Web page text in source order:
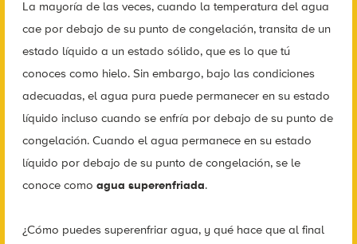
La mayoría de las veces, cuando la temperatura del agua
cae por debajo de su punto de congelación, transita de un
estado líquido a un estado sólido, que es lo que tú
conoces como hielo. Sin embargo, bajo las condiciones
adecuadas, el agua pura puede permanecer en su estado
líquido incluso cuando se enfría por debajo de su punto de
congelación. Cuando el agua permanece en su estado
líquido por debajo de su punto de congelación, se le
conoce como agua superenfriada.
¿Cómo puedes superenfriar agua, y qué hace que al final